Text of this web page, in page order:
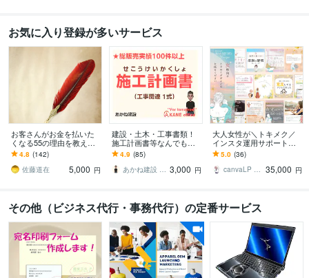
お気に入り登録が多いサービス
お客さんがお金を払いた
くなる55の理由を教えま
す 『自分がどうすれば人
の役にたてるのかわから
ない』ときに
4.8 (142)
佐藤道在
5,000 円
建設・土木・工事書類！
施工計画書等なんでもし
ます 【総販売200件】・
施工計画書・竣工書類・
事務・雑務など！
4.9 (85)
あかね建設 AKANEoffice 3,000 円
大人女性が＼トキメク／
インスタ運用サポートま
す 【プラチナ認定】編集
可能なテンプレもプレゼ
ント★
5.0 (36)
canvaLP ･ HP┊︎mimo39 35,000 円
その他（ビジネス代行・事務代行）の定番サービス